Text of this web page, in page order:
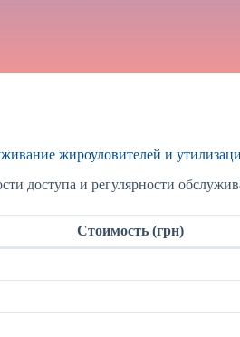
жироуловителей и
доступа и регулярности
Стоимость (грн)